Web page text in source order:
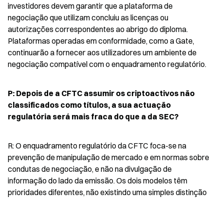
investidores devem garantir que a plataforma de
negociação que utilizam concluiu as licenças ou
autorizações correspondentes ao abrigo do diploma.
Plataformas operadas em conformidade, como a Gate,
continuarão a fornecer aos utilizadores um ambiente de
negociação compatível com o enquadramento regulatório.
P: Depois de a CFTC assumir os criptoactivos não
classificados como títulos, a sua actuação
regulatória será mais fraca do que a da SEC?
R: O enquadramento regulatório da CFTC foca-se na
prevenção de manipulação de mercado e em normas sobre
condutas de negociação, e não na divulgação de
informação do lado da emissão. Os dois modelos têm
prioridades diferentes, não existindo uma simples distinção